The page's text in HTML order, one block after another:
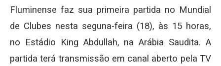
Fluminense faz sua primeira partida no Mundial
de Clubes nesta seguna-feira (18), às 15 horas,
no Estádio King Abdullah, na Arábia Saudita. A
partida terá transmissão em canal aberto pela TV